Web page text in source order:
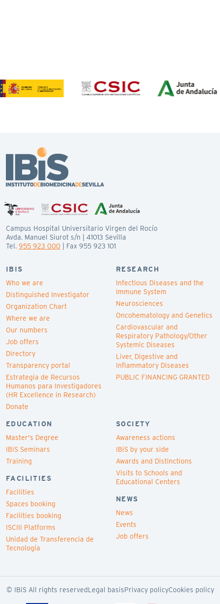
Campus Hospital Universitario Virgen del Rocío
Avda. Manuel Siurot s/n | 41013 Sevilla
Tel. 955 923 000 | Fax 955 923 101
IBIS
Who we are
Distinguished Investigator
Organization Chart
Where we are
Our numbers
Job offers
Directory
Transparency portal
Estrategia de Recursos
Humanos para Investigadores
(HR Excellence in Research)
Donate
RESEARCH
Infectious Diseases and the
Immune System
Neurosciences
Oncohematology and Genetics
Cardiovascular and
Respiratory Pathology/Other
Systemic Diseases
Liver, Digestive and
Inflammatory Diseases
PUBLIC FINANCING GRANTED
EDUCATION
Master's Degree
IBiS Seminars
Training
FACILITIES
Facilities
Spaces booking
Facilities booking
ISCIII Platforms
Unidad de Transferencia de
Tecnología
SOCIETY
Awareness actions
IBiS by your side
Awards and Distinctions
Visits to Schools and
Educational Centers
NEWS
News
Events
Job offers
© IBiS All rights reservedLegal basisPrivacy policyCookies policy